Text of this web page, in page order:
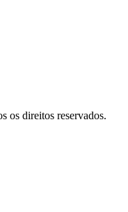
os direitos reservados.